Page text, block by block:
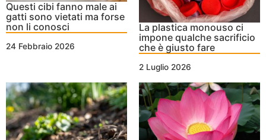
Questi cibi fanno male ai
gatti sono vietati ma forse
non li conosci
24 Febbraio 2026
La plastica monouso ci
impone qualche sacrificio
che è giusto fare
2 Luglio 2026